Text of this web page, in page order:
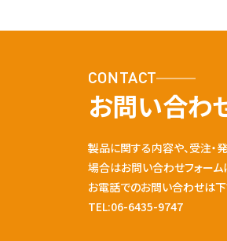
CONTACT
お問い合わ
製品に関する内容や、受注・
場合はお問い合わせフォーム
お電話でのお問い合わせは下
TEL:06-6435-9747